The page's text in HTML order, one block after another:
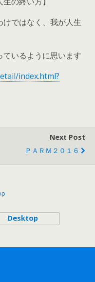
ではなく、我が人生
いるように思います
index.html?
Next Post
ＰＡＲＭ２０１６
Desktop